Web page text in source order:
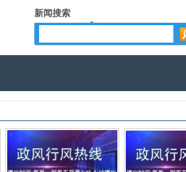
新闻搜索